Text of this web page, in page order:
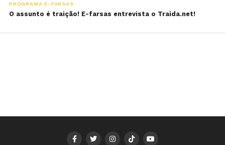
PROGRAMA E-FARSAS
O assunto é traição! E-farsas entrevista o Traida.net!